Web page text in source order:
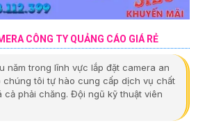
CÔNG TY QUẢNG CÁO GIÁ RẺ
năm trong lĩnh vực lắp đặt camera an
chúng tôi tự hào cung cấp dịch vụ chất
cả phải chăng. Đội ngũ kỹ thuật viên